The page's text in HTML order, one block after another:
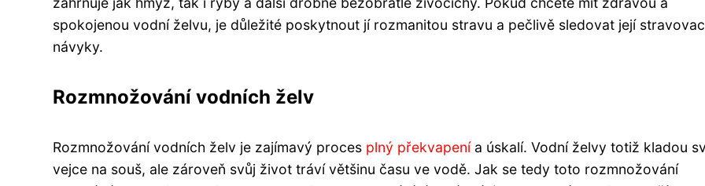
spokojenou vodní želvu, je důležité poskytnout jí rozmanitou stravu a pečlivě sledovat její
návyky.
Rozmnožování vodních želv
Rozmnožování vodních želv je zajímavý proces plný překvapenía úskalí. Vodní želvy totiž kladou
vejce na souš, ale zároveň svůj život tráví většinu času ve vodě. Jak se tedy toto rozmnožování